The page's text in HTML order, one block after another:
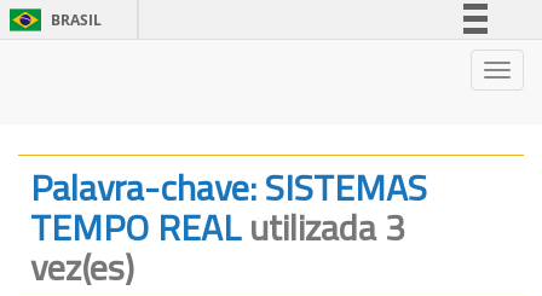
BRASIL
Legislação
Canais
Palavra-chave: SISTEMAS
TEMPO REALutilizada 3
vez(es)